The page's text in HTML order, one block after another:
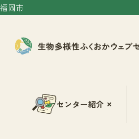
福岡市
センター紹介